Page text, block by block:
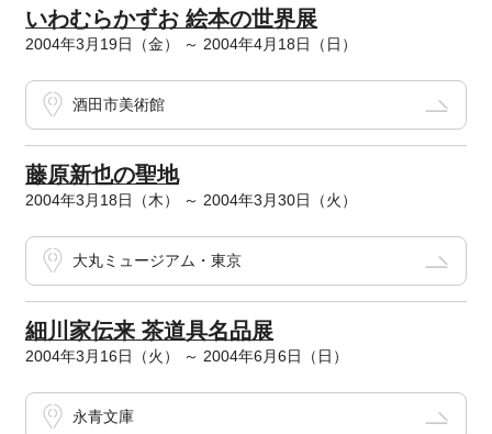
いわむらかずお 絵本の世界展
2004年3月19日（金） ～ 2004年4月18日（日）
酒田市美術館
藤原新也の聖地
2004年3月18日（木） ～ 2004年3月30日（火）
大丸ミュージアム・東京
細川家伝来 茶道具名品展
2004年3月16日（火） ～ 2004年6月6日（日）
永青文庫